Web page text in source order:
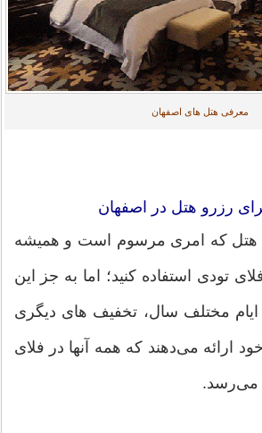
معرفی هتل های اصفهان
رزرو هتل در اصفهان
هتل که امری مرسوم است و همیشه
تودی استفاده کنید؛ اما به جز این
مختلف سال، تخفیف های دیگری
ارائه می‌دهند که همه آنها در فلای
می‌رسد.